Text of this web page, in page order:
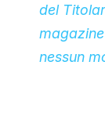
del
nessun